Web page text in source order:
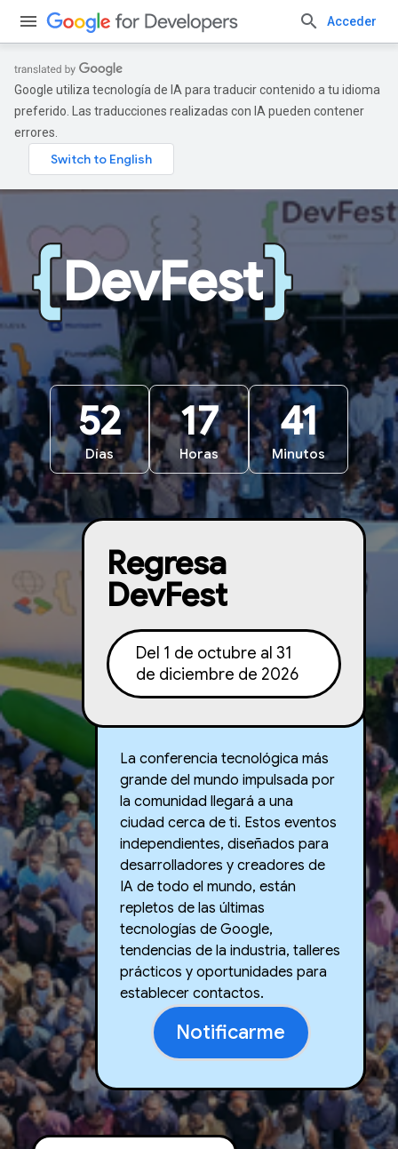
Acceder
Google utiliza tecnología de IA para traducir contenido a tu idioma
preferido. Las traducciones realizadas con IA pueden contener
errores.
DevFest
52
Días
17
Horas
41
Minutos
Regresa
DevFest
Del 1 de octubre al 31
de diciembre de 2026
La conferencia tecnológica más
grande del mundo impulsada por
la comunidad llegará a una
ciudad cerca de ti. Estos eventos
independientes, diseñados para
desarrolladores y creadores de
IA de todo el mundo, están
repletos de las últimas
tecnologías de Google,
tendencias de la industria, talleres
prácticos y oportunidades para
establecer contactos.
Notificarme